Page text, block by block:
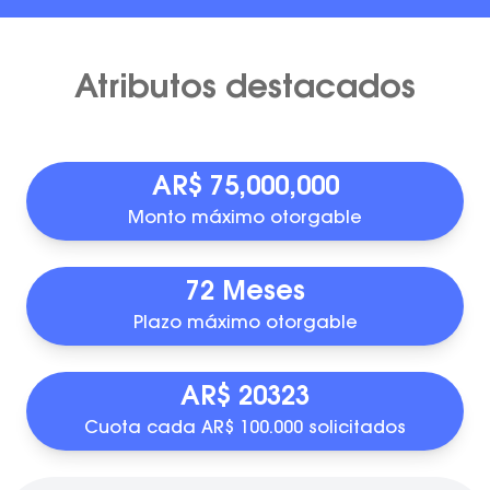
Atributos destacados
AR$ 75,000,000
Monto máximo otorgable
72 Meses
Plazo máximo otorgable
AR$ 20323
Cuota cada AR$ 100.000 solicitados